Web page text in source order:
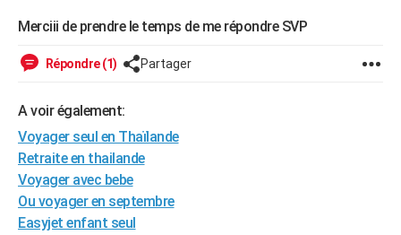
Dictionnaire
Biographies
Citations
Expressions
Proverbes
PROGRAMME TV
COPAINS D'AVANT
FORUM
Bricolage
Lifestyle
Culture
Sport
Auto
Television
Voyage
Cinema
Merciii de prendre le temps de me répondre SVP
Répondre (1) Partager
A voir également:
Voyager seul en Thaïlande
Retraite en thailande
Voyager avec bebe
Ou voyager en septembre
Easyjet enfant seul